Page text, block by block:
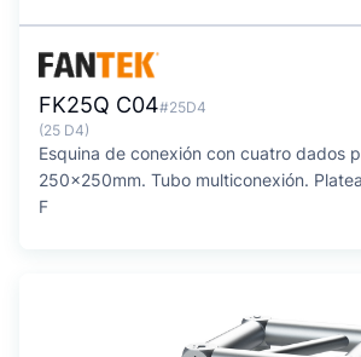
FK25Q C04#25D4
(25 D4)
Esquina de conexión con cuatro dados
250x250mm. Tubo multiconexión.
F